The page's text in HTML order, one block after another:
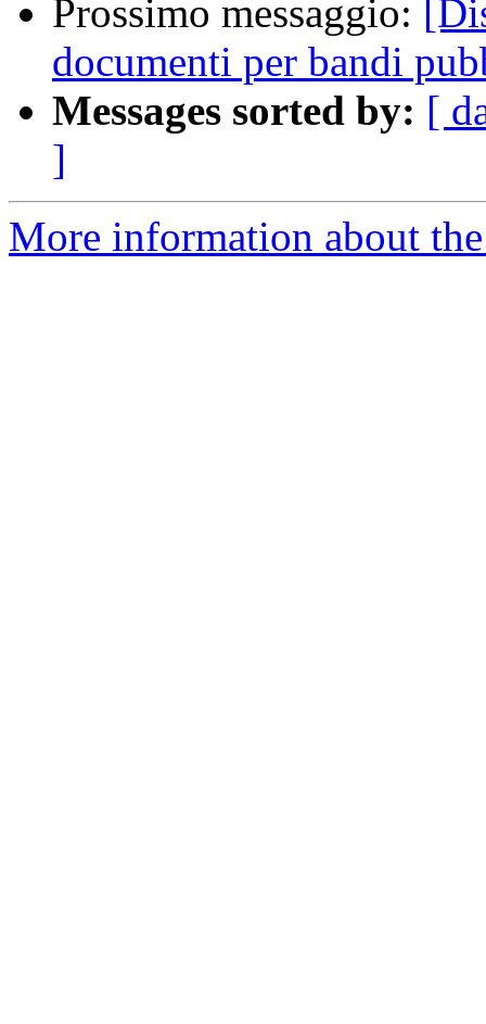
Prossimo messaggio:
documenti per bandi
Messages sorted by: [
]
More information about